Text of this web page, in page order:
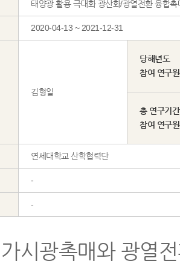
태양광 활용 극대화 광산화/광열전환 융합
2020-04-13 ~ 2021-12-31
김형일
당해년도
참여 연구
총 연구기간
참여 연구
연세대학교 산학협력단
-
-
시광촉매와 광열